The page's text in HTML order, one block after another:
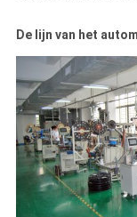
De lijn van het